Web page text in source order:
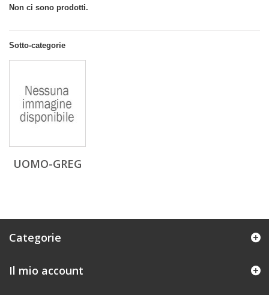
Non ci sono prodotti.
Sotto-categorie
UOMO-GREG
Categorie
Il mio account